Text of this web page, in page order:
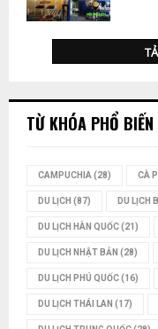
TỪ KHÓA PHỔ BIẾN
CAMPUCHIA(28) CÀ
DU LỊCH (87) DU LỊCH
DU LỊCH HÀN QUỐC(21)
DU LỊCH NHẬT BẢN (28)
DU LỊCH PHÚ QUỐC(16)
DU LỊCH THÁI LAN (17)